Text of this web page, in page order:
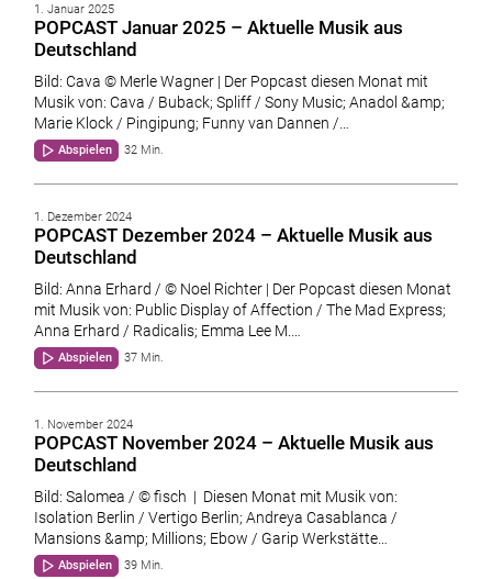
1. Januar 2025
POPCAST Januar 2025 – Aktuelle Musik aus
Deutschland
Bild: Cava © Merle Wagner | Der Popcast diesen Monat mit
Musik von: Cava / Buback; Spliff / Sony Music; Anadol &amp;
Marie Klock / Pingipung; Funny van Dannen /…
Abspielen 32 Min.
1. Dezember 2024
POPCAST Dezember 2024 – Aktuelle Musik aus
Deutschland
Bild: Anna Erhard / © Noel Richter | Der Popcast diesen Monat
mit Musik von: Public Display of Affection / The Mad Express;
Anna Erhard / Radicalis; Emma Lee M.…
Abspielen 37 Min.
1. November 2024
POPCAST November 2024 – Aktuelle Musik aus
Deutschland
Bild: Salomea / © fisch | Diesen Monat mit Musik von:
Isolation Berlin / Vertigo Berlin; Andreya Casablanca /
Mansions &amp; Millions; Ebow / Garip Werkstätte…
Abspielen 39 Min.